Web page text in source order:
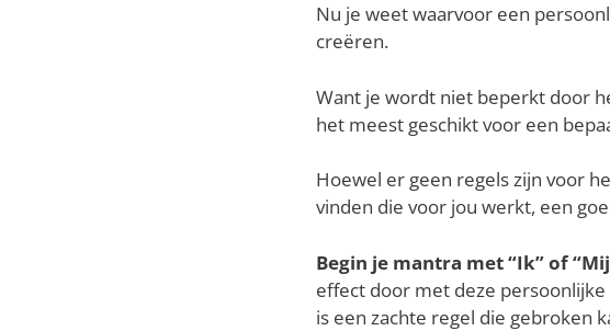
Nu je weet waarvoor een
creëren.
Want je wordt niet beperkt door
het meest geschikt voor een
Hoewel er geen regels zijn voor
vinden die voor jou werkt, een
Begin je mantra met “Ik” of
effect door met deze
is een zachte regel die gebroken